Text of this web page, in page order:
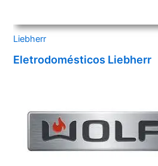
Liebherr
Eletrodomésticos Liebherr